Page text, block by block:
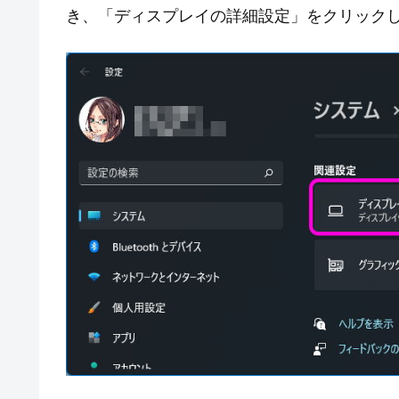
き、「ディスプレイの詳細設定」をクリック